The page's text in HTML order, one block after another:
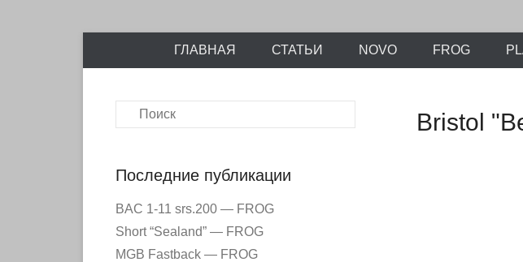
к
Ретро-Модели.Ру
ГЛАВНАЯ СТАТЬИ NOVO FROG
Bristol
Поиск
Последние публикации
BAC 1-11 srs.200 — FROG
Short “Sealand” — FROG
MGB Fastback — FROG